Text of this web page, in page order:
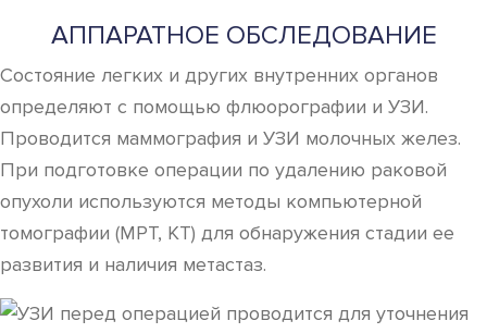
АППАРАТНОЕ ОБСЛЕДОВАНИЕ
Состояние легких и других внутренних органов
определяют с помощью флюорографии и УЗИ.
Проводится маммография и УЗИ молочных желез.
При подготовке операции по удалению раковой
опухоли используются методы компьютерной
томографии (МРТ, КТ) для обнаружения стадии ее
развития и наличия метастаз.